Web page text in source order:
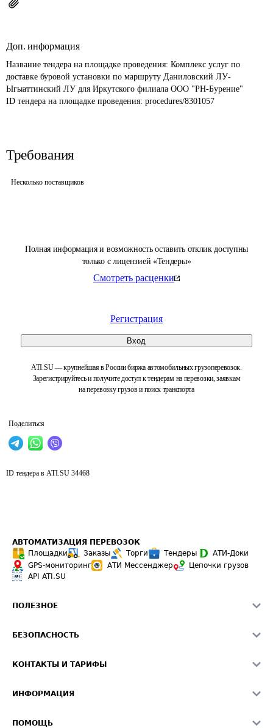
Полная информация и возможность оставить отклик доступны
только с лицензией «Тендеры»
Смотреть расценки
Регистрация
Вход
ATI.SU — крупнейшая в России биржа автомобильных грузоперевозок.
Зарегистрируйтесь и получите доступ к тендерам на перевозки, заявкам
на перевозку грузов и поиск транспорта
Поделиться
Доп. информация
Название тендера на площадке проведения: Комплекс услуг по
доставке буровой установки по маршруту Даниловский ЛУ-
Ыгыаттинский ЛУ для Иркутского филиала ООО "РН-Бурение"
ID тендера на площадке проведения: procedures/8301057
Требования
Несколько поставщиков
ID тендера в ATI.SU 34468
АВТОМАТИЗАЦИЯ ПЕРЕВОЗОК
Площадки
Заказы Торги Тендеры
АТИ-Доки
GPS-мониторинг
АТИ Мессенджер
Цепочки грузов
API ATI.SU
ПОЛЕЗНОЕ
Звезды ATI.SU на вашем сайте
Средние ставки
БЕЗОПАСНОСТЬ
Светофор+
О формировании Паспорта
КОНТАКТЫ И ТАРИФЫ
Реклама на сайте
ИНФОРМАЦИЯ
ПОМОЩЬ